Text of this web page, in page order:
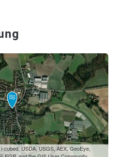
USDA, USGS, AEX, GeoEye,